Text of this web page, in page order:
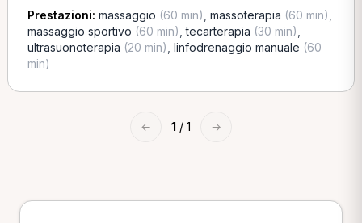
Prestazioni: massaggio (60 min) massoterapia (60 min)
massaggio sportivo (60 min) ,tecarterapia (30 min)
ultrasuonoterapia (20 min) linfodrenaggio manuale (60
min)
← 1 / 1 →